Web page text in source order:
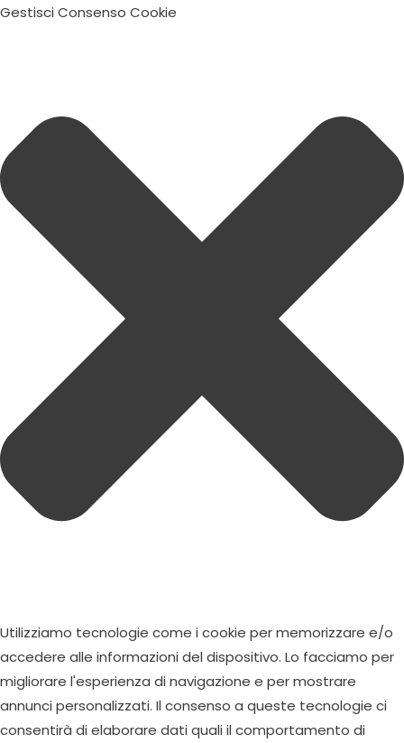
Gestisci Consenso Cookie
Utilizziamo tecnologie come i cookie per memorizzare e/o
accedere alle informazioni del dispositivo. Lo facciamo per
migliorare l'esperienza di navigazione e per mostrare
annunci personalizzati. Il consenso a queste tecnologie ci
consentirà di elaborare dati quali il comportamento di